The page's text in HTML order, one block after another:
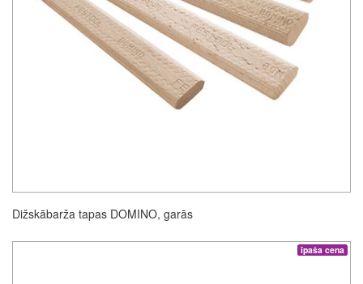
Dižskābarža tapas DOMINO, garās
īpaša cena